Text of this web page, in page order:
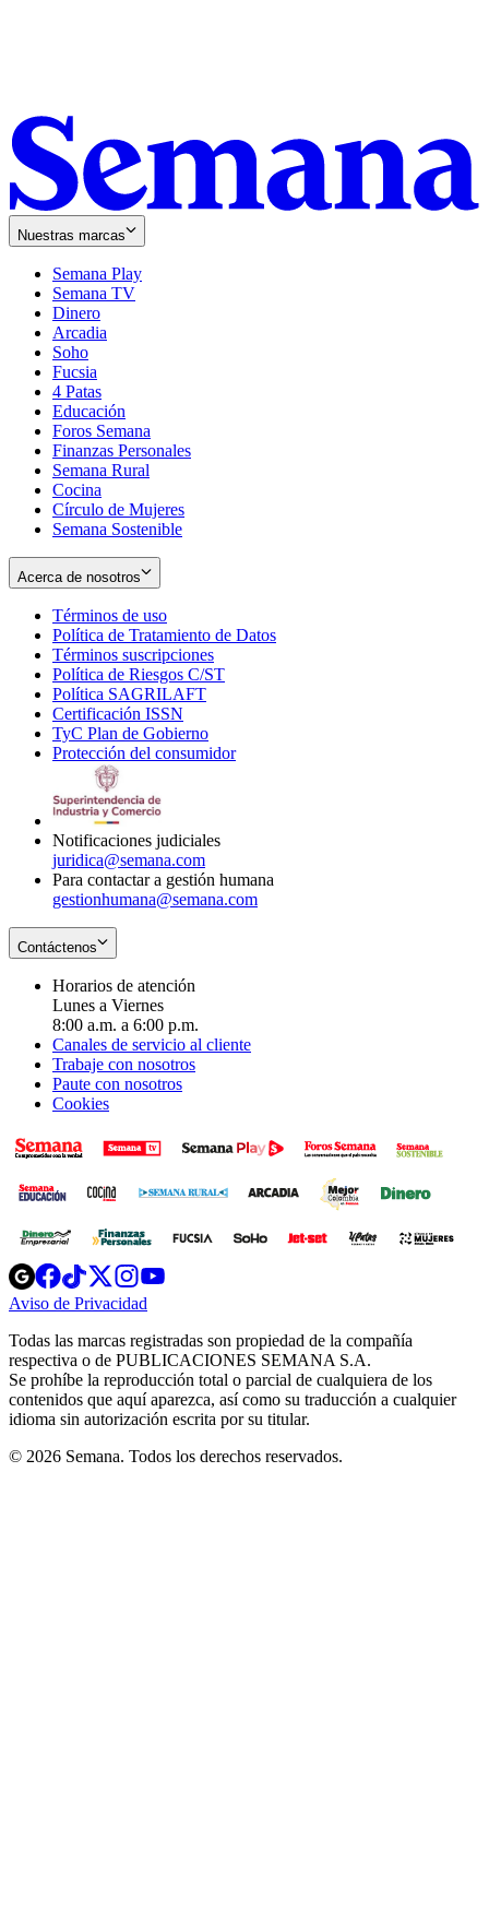
Nuestras marcas
Semana Play
Semana TV
Dinero
Arcadia
Soho
in
new
window
Fucsia
in
new
window
4 Patas
Educación
Foros Semana
Finanzas Personales
Semana Rural
Cocina
Círculo de Mujeres
Semana Sostenible
Acerca de nosotros
Términos de uso
in
new
window
Política de Tratamiento de Datos
Términos suscripciones
in
Política de Riesgos C/ST
Política SAGRILAFT
new
window
Certificación ISSN
in
new
TyC Plan de Gobierno
in
Protección del consumidorOpens
Notificaciones judiciales
juridica@semana.com
Para contactar a gestión humana
gestionhumana@semana.com
Contáctenos
Horarios de atención
Lunes a Viernes
8:00 a.m. a 6:00 p.m.
Canales de servicio al cliente
Trabaje con nosotros
Paute con nosotros
Cookies
Opens
in
new
Opens
in
new
Opens
in
new
window
Opens
new
windowwindow
Aviso de Privacidad
new
window
Todas las marcas registradas son propiedad de la compañía
respectiva o de PUBLICACIONES SEMANA S.A.
Se prohíbe la reproducción total o parcial de cualquiera de los
contenidos que aquí aparezca, así como su traducción a cualquier
idioma sin autorización escrita por su titular.
© 2026 Semana. Todos los derechos reservados.